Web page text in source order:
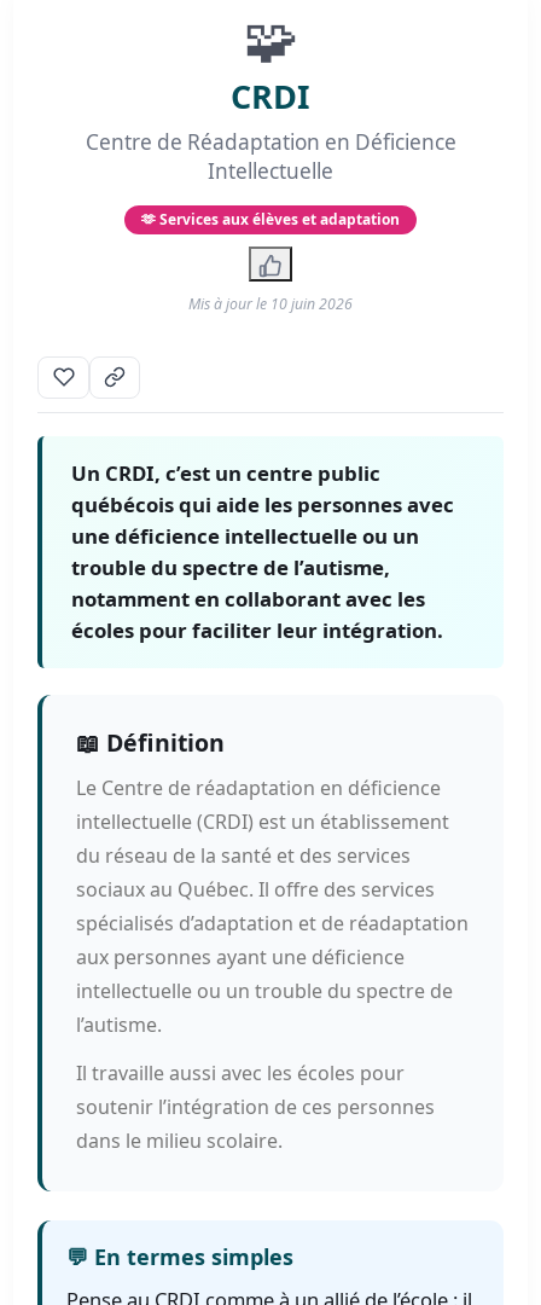
🧩
CRDI
Centre de Réadaptation en Déficience
Intellectuelle
🫶 Services aux élèves et adaptation
Mis à jour le 10 juin 2026
Un CRDI, c’est un centre public
québécois qui aide les personnes avec
une déficience intellectuelle ou un
trouble du spectre de l’autisme,
notamment en collaborant avec les
écoles pour faciliter leur intégration.
📖 Définition
Le Centre de réadaptation en déficience
intellectuelle (CRDI) est un établissement
du réseau de la santé et des services
sociaux au Québec. Il offre des services
spécialisés d’adaptation et de réadaptation
aux personnes ayant une déficience
intellectuelle ou un trouble du spectre de
l’autisme.
Il travaille aussi avec les écoles pour
soutenir l’intégration de ces personnes
dans le milieu scolaire.
💬 En termes simples
Pense au CRDI comme à un allié de l’école : il